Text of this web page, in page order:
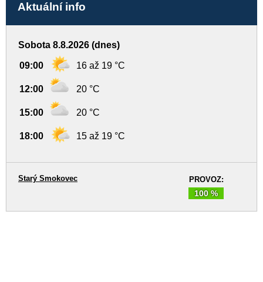
Aktuální info
Sobota 8.8.2026 (dnes)
09:00 16 až 19 °C
12:00 20 °C
15:00 20 °C
18:00 15 až 19 °C
PROVOZ:
100 %
Starý Smokovec